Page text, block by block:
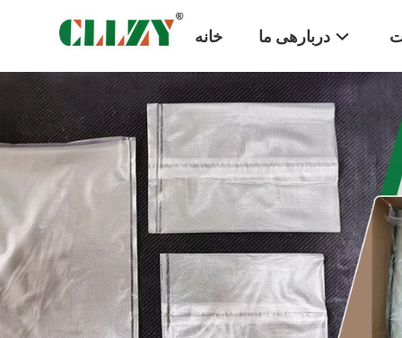
خانه دربارهی ما